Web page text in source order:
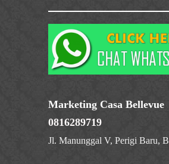
Marketing Casa Bellevue
0816289719
Jl. Manunggal V, Perigi Baru,